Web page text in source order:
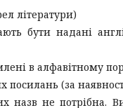
літератури)
бути надані
в алфавітному
посилань (за
назв не